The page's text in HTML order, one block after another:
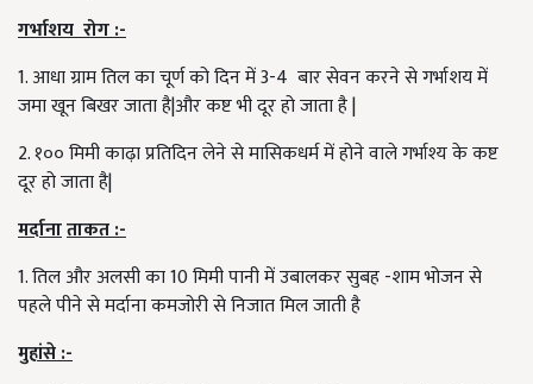
गर्भाशय रोग:-
1. आधा ग्राम तिल का चूर्ण को दिन में 3-4 बार सेवन करने से गर्भाशय में
जमा खून बिखर जाता है|और कष्ट भी दूर हो जाता है |
2. १०० मिमी काढ़ा प्रतिदिन लेने से मासिकधर्म में होने वाले गर्भाश्य के कष्ट
दूर हो जाता है|
मर्दानाताकत:-
1. तिल और अलसी का 10 मिमी पानी में उबालकर सुबह -शाम भोजन से
पहले पीने से मर्दाना कमजोरी से निजात मिल जाती है
मुहांसे:-